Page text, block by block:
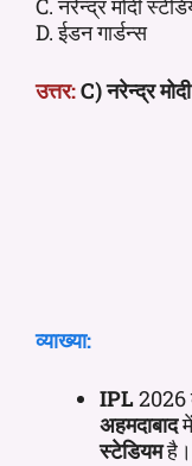
C. नरेन्द्र मोदी
D. ईडन गार्डन्स
उत्तर:C) नरेन्द्र
व्याख्या:
IPL2026
अहमदाबाद
स्टेडियमहै।